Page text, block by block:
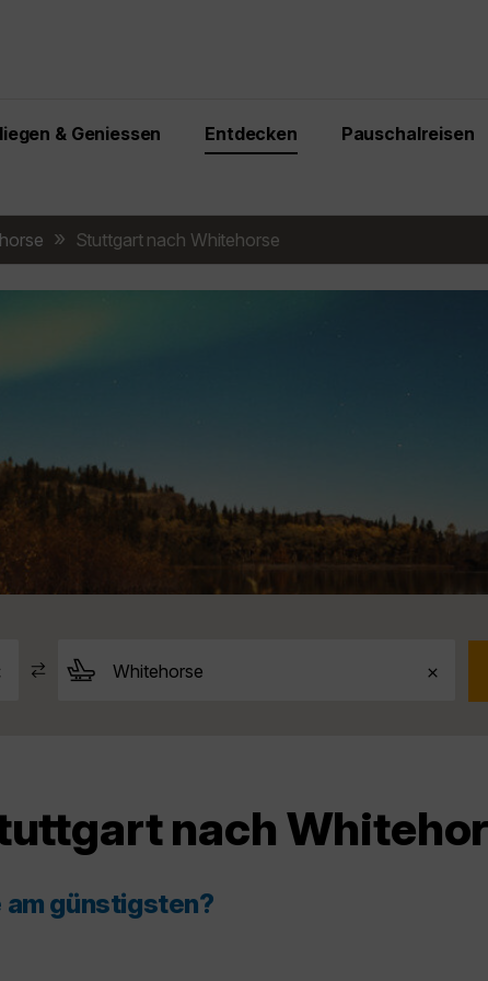
& Geniessen Entdecken Pauschalreisen
Stuttgart nach Whitehorse
nach
am günstigsten?